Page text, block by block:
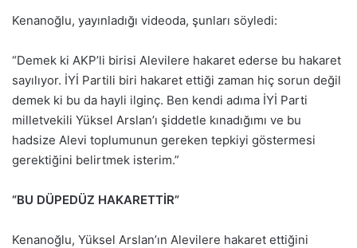
Kenanoğlu, yayınladığı videoda, şunları söyledi:
“Demek ki AKP’li birisi Alevilere hakaret ederse bu hakaret
sayılıyor. İYİ Partili biri hakaret ettiği zaman hiç sorun değil
demek ki bu da hayli ilginç. Ben kendi adıma İYİ Parti
milletvekili Yüksel Arslan’ı şiddetle kınadığımı ve bu
hadsize Alevi toplumunun gereken tepkiyi göstermesi
gerektiğini belirtmek isterim.”
“BU DÜPEDÜZ HAKARETTİR”
Kenanoğlu, Yüksel Arslan’ın Alevilere hakaret ettiğini